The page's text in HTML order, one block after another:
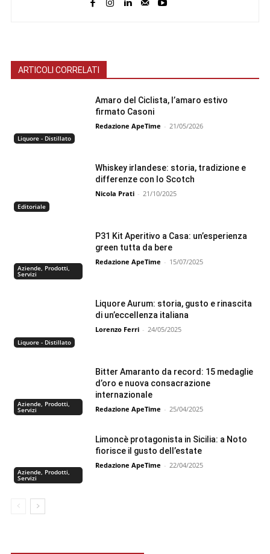
ARTICOLI CORRELATI
Liquore - Distillato
Amaro del Ciclista, l’amaro estivo
firmato Casoni
Redazione ApeTime - 21/05/2026
Editoriale
Whiskey irlandese: storia, tradizione e
differenze con lo Scotch
Nicola Prati - 21/10/2025
Aziende, Prodotti,
Servizi
P31 Kit Aperitivo a Casa: un’esperienza
green tutta da bere
Redazione ApeTime - 15/07/2025
Liquore - Distillato
Liquore Aurum: storia, gusto e rinascita
di un’eccellenza italiana
Lorenzo Ferri - 24/05/2025
Aziende, Prodotti,
Servizi
Bitter Amaranto da record: 15 medaglie
d’oro e nuova consacrazione
internazionale
Redazione ApeTime - 25/04/2025
Aziende, Prodotti,
Servizi
Limoncè protagonista in Sicilia: a Noto
fiorisce il gusto dell’estate
Redazione ApeTime - 22/04/2025